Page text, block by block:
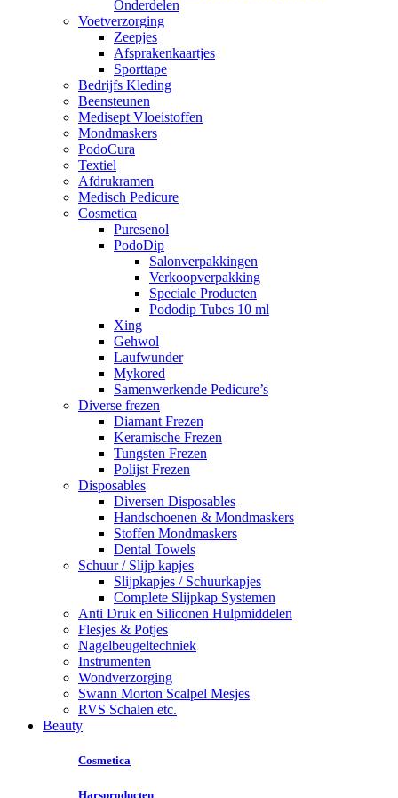
Onderdelen
Voetverzorging
Zeepjes
Afsprakenkaartjes
Sporttape
Bedrijfs Kleding
Beensteunen
Medisept Vloeistoffen
Mondmaskers
PodoCura
Textiel
Afdrukramen
Medisch Pedicure
Cosmetica
Puresenol
PodoDip
Salonverpakkingen
Verkoopverpakking
Speciale Producten
Pododip Tubes 10 ml
Xing
Gehwol
Laufwunder
Mykored
Samenwerkende Pedicure’s
Diverse frezen
Diamant Frezen
Keramische Frezen
Tungsten Frezen
Polijst Frezen
Disposables
Diversen Disposables
Handschoenen & Mondmaskers
Stoffen Mondmaskers
Dental Towels
Schuur / Slijp kapjes
Slijpkapjes / Schuurkapjes
Complete Slijpkap Systemen
Anti Druk en Siliconen Hulpmiddelen
Flesjes & Potjes
Nagelbeugeltechniek
Instrumenten
Wondverzorging
Swann Morton Scalpel Mesjes
RVS Schalen etc.
Beauty
Cosmetica
Harsproducten